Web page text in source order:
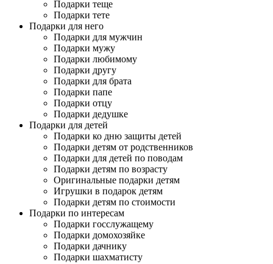
Подарки теще
Подарки тете
Подарки для него
Подарки для мужчин
Подарки мужу
Подарки любимому
Подарки другу
Подарки для брата
Подарки папе
Подарки отцу
Подарки дедушке
Подарки для детей
Подарки ко дню защиты детей
Подарки детям от родственников
Подарки для детей по поводам
Подарки детям по возрасту
Оригинальные подарки детям
Игрушки в подарок детям
Подарки детям по стоимости
Подарки по интересам
Подарки госслужащему
Подарки домохозяйке
Подарки дачнику
Подарки шахматисту